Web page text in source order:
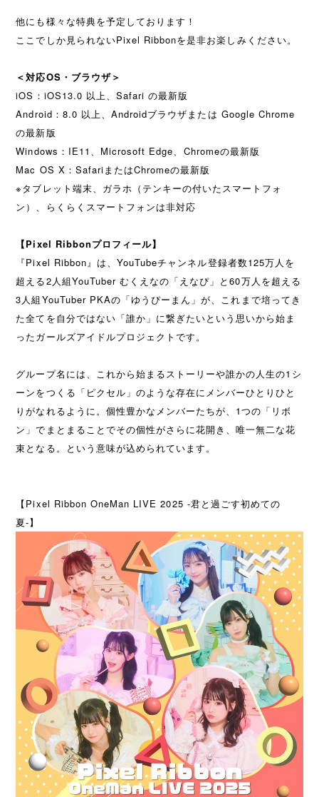
他にも様々な特典を予定しております！
ここでしか見られないPixel Ribbonを是非お楽しみください。
＜対応OS・ブラウザ＞
iOS：iOS13.0 以上、Safari の最新版
Android：8.0 以上、Androidブラウザまたは Google Chrome
の最新版
Windows：IE11、Microsoft Edge、Chromeの最新版
Mac OS X：SafariまたはChromeの最新版
※タブレット端末、ガラホ（テンキーの付いたスマートフォ
ン）、らくらくスマートフォンは非対応
【Pixel Ribbonプロフィール】
『Pixel Ribbon』は、YouTubeチャンネル登録者数125万人を
超える2人組YouTuber むくえなの「えなぴ」と60万人を超える
3人組YouTuber PKAの「ゆうぴーまん」が、これまで培ってき
た全てを自分ではない「誰か」に繋ぎたいという思いから始ま
ったガールズアイドルプロジェクトです。
グループ名には、これから始まるストーリーや誰かの人生の1シ
ーンをつくる「ピクセル」のような存在にメンバーひとりひと
りがなれるように。個性豊かなメンバーたちが、1つの「リボ
ン」でまとまることでその個性がさらに花開き、唯一無二な花
束となる。という意味が込められています。
【Pixel Ribbon OneMan LIVE 2025 -君と過ごす初めての
夏-】